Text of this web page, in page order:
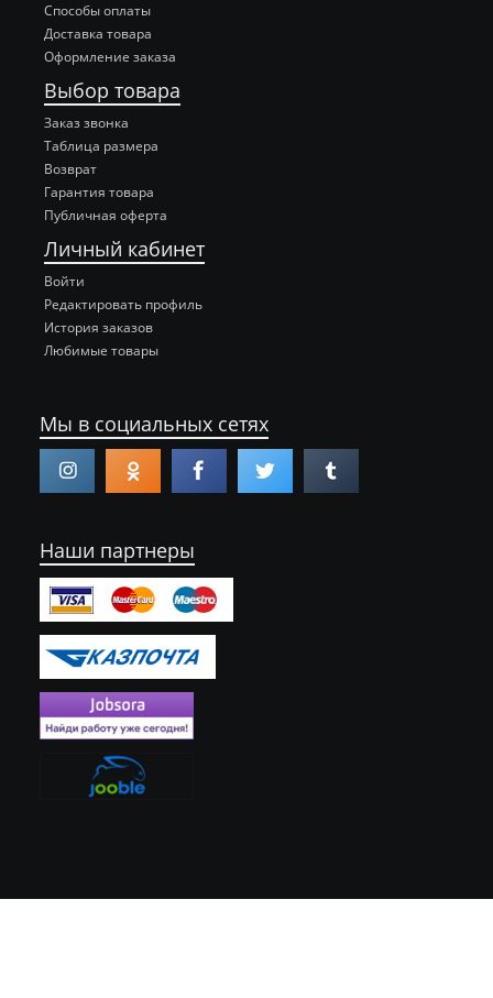
Способы оплаты
Доставка товара
Оформление заказа
Выбор товара
Заказ звонка
Таблица размера
Возврат
Гарантия товара
Публичная оферта
Личный кабинет
Войти
Редактировать профиль
История заказов
Любимые товары
Мы в социальных сетях
Наши партнеры